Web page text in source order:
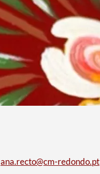
ana.recto@cm-redondo.pt